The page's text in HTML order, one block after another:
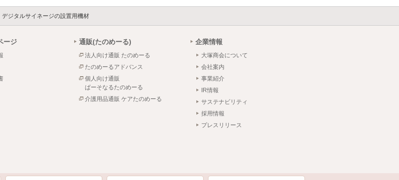
デジタルサイネージの設置用機材
ージ 通販(たのめーる)
法人向け通販 たのめーる
たのめーるアドバンス
個人向け通販
ぱーそなるたのめーる
介護用品通販 ケアたのめーる
企業情報
大塚商会について
会社案内
事業紹介
IR情報
サステナビリティ
採用情報
プレスリリース